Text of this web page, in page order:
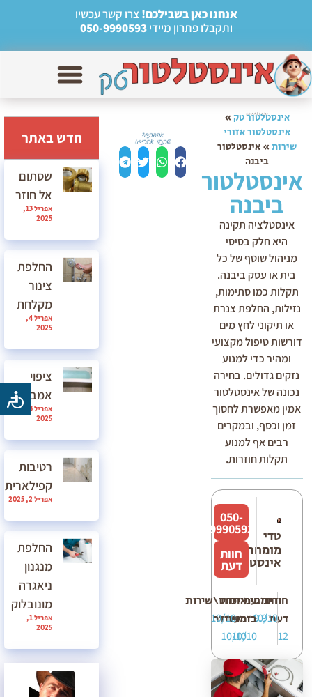
אנחנו כאן בשבילכם! צרו קשר עכשיו
ותקבלו פתרון מיידי050-9990593
אינסטלטור טק »
אינסטלטור אזורי
שירות »אינסטלטור
ביבנה
אינסטלטור
ביבנה
אינסטלציה תקינה
היא חלק בסיסי
מניהול שוטף של כל
בית או עסק ביבנה.
תקלות כמו סתימות,
נזילות, החלפת צנרת
או תיקוני לחץ מים
דורשות טיפול מקצועי
ומהיר כדי למנוע
נזקים גדולים. בחירה
נכונה של אינסטלטור
אמין מאפשרת לחסוך
זמן וכסף, ובמקרים
רבים אף למנוע
תקלות חוזרות.
טדי
מומחה
אינסטלציה
050-
9990593
חוות
דעת
חוות
דעת
12
דירוג
10/10
מחיר
9.9
עמידה
בזמנים
10/10
איכות
העבודה
10/10
יחס\שירות
10/10
חדש באתר
שסתום
אל חוזר
אפריל 13,
2025
החלפת
צינור
מקלחת
אפריל 4,
2025
ציפוי
אמבטיה
2025
רטיבות
קפילארית
אפריל 2, 2025
החלפת
מנגנון
ניאגרה
מונובלוק
אפריל 1,
2025